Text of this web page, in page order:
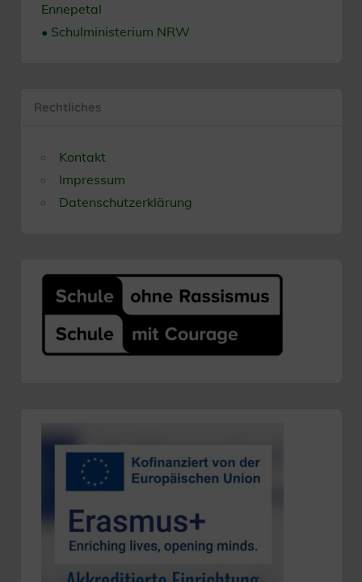
Ennepetal
• Schulministerium NRW
Rechtliches
Kontakt
Impressum
Datenschutzerklärung